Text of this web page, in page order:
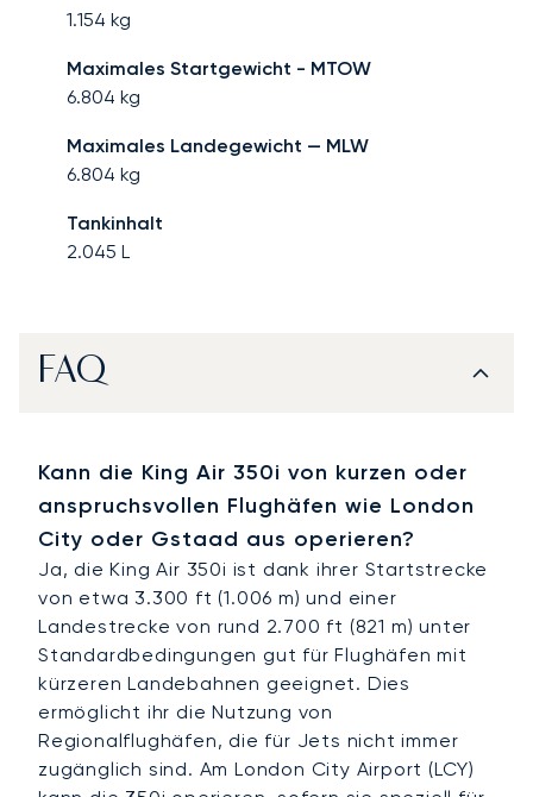
1.154 kg
Maximales Startgewicht - MTOW
6.804 kg
Maximales Landegewicht — MLW
6.804 kg
Tankinhalt
2.045 L
FAQ
Kann die King Air 350i von kurzen oder
anspruchsvollen Flughäfen wie London
City oder Gstaad aus operieren?
Ja, die King Air 350i ist dank ihrer Startstrecke
von etwa 3.300 ft (1.006 m) und einer
Landestrecke von rund 2.700 ft (821 m) unter
Standardbedingungen gut für Flughäfen mit
kürzeren Landebahnen geeignet. Dies
ermöglicht ihr die Nutzung von
Regionalflughäfen, die für Jets nicht immer
zugänglich sind. Am London City Airport (LCY)